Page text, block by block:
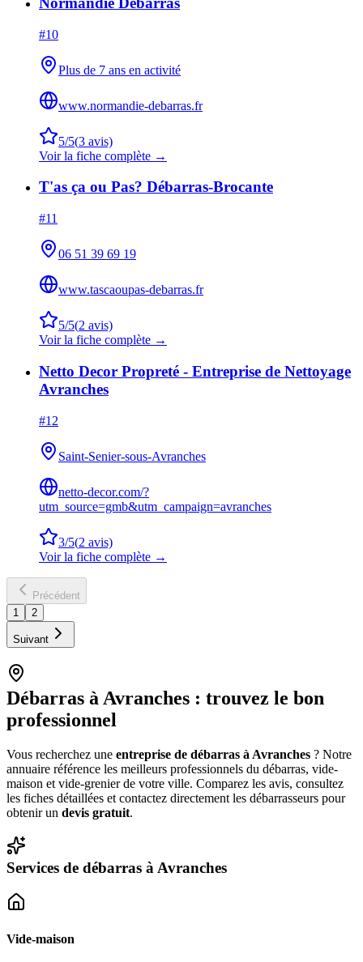
#10
Plus de 7 ans en activité
www.normandie-debarras.fr
5/5(3 avis)
Voir la fiche complète →
T'as ça ou Pas? Débarras-Brocante
#11
06 51 39 69 19
www.tascaoupas-debarras.fr
5/5(2 avis)
Voir la fiche complète →
Netto Decor Propreté - Entreprise de Nettoyage
Avranches
#12
Saint-Senier-sous-Avranches
netto-decor.com/?
utm_source=gmb&utm_campaign=avranches
3/5(2 avis)
Voir la fiche complète →
Précédent
1
2
Suivant
Débarras àAvranches : trouvez le bon
professionnel
Vous recherchez une entreprise de débarras à Avranches ? Notre
annuaire référence les meilleurs professionnels du débarras, vide-
maison et vide-grenier de votre ville. Comparez les avis, consultez
les fiches détaillées et contactez directement les débarrasseurs pour
obtenir un devis gratuit.
Services de débarras à Avranches
Vide-maison